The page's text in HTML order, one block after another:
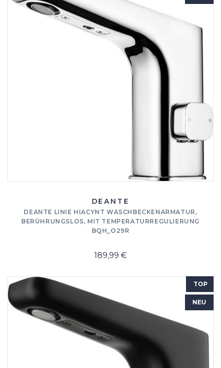
DEANTE
DEANTE LINIE HIACYNT WASCHBECKENARMATUR,
BERÜHRUNGSLOS, MIT TEMPERATURREGULIERUNG
BQH_O29R
189,99 €
TOP
NEU